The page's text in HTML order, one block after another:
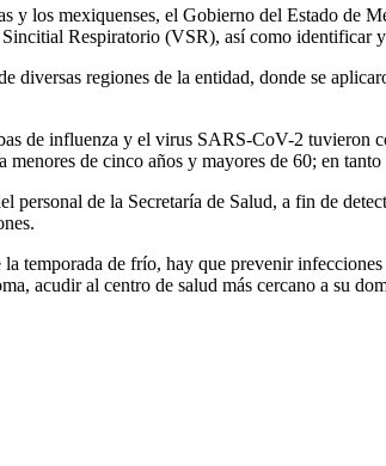
los mexiquenses, el Gobierno del Estado de
Respiratorio (VSR), así como identificar
diversas regiones de la entidad, donde se
de influenza y el virus SARS-CoV-2 tuvieron
de cinco años y mayores de 60; en
de la Secretaría de Salud, a fin de
temporada de frío, hay que prevenir
acudir al centro de salud más cercano a su